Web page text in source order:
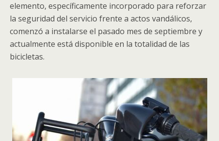
elemento, específicamente incorporado para reforzar
la seguridad del servicio frente a actos vandálicos,
comenzó a instalarse el pasado mes de septiembre y
actualmente está disponible en la totalidad de las
bicicletas.